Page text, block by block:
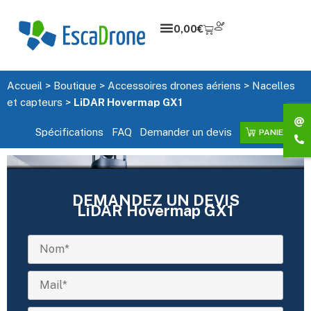
0,00€
Accueil > Boutique > Accessoires drones aériens > Nacelles
et capteurs > LiDAR Hovermap GX1
Spécifications FAQ Demander un devis PANIER
DEMANDEZ UN DEVIS
LiDAR Hovermap GX1